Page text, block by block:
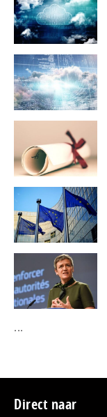
...
Footer
Direct naar